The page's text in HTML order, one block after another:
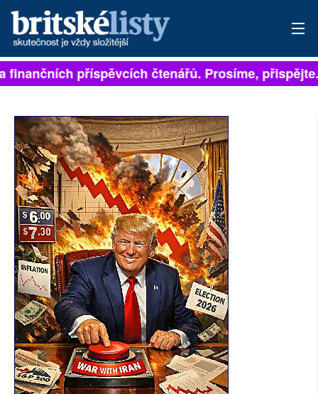
PŘIHLÁSIT
ARCHIV
ROZHOVORY
TÉMATA
NEJČTENĚJŠÍ ZA 7 DNÍ
AUTOŘI
PŘÍSPĚVKY NA PROVOZ
SOCIÁLNÍ SÍTĚ
RUBRIKY
finančních příspěvcích čtenářů. Prosíme,